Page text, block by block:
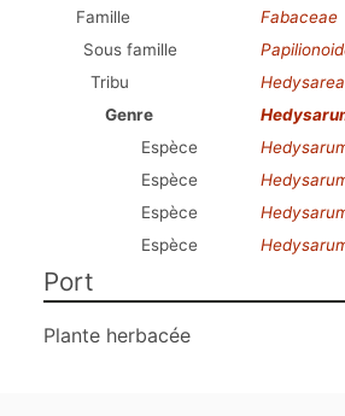
Famille
Fabaceae
Sous famille
Tribu
Genre
Espèce
Espèce
Espèce
Espèce
Port
Plante herbacée